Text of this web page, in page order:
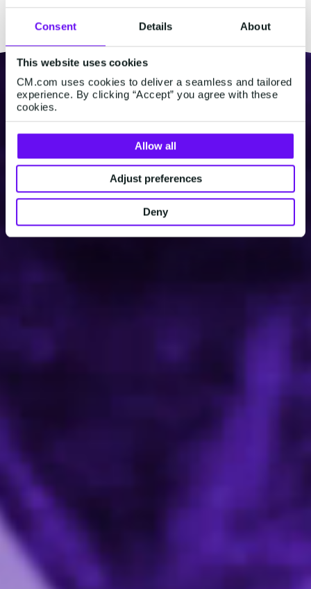
Consent Details About
This website uses cookies
CM.com uses cookies to deliver a seamless and tailored
experience. By clicking “Accept” you agree with these
cookies.
Allow all
Adjust preferences
Deny